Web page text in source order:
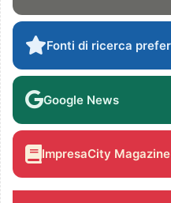
Fonti di ricerca
Google News
ImpresaCity Magazine